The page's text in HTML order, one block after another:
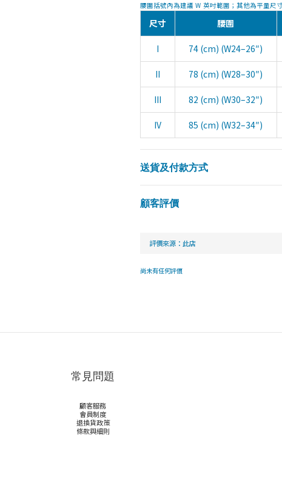
腰圍括號內為建議 W 英吋範圍；其他為平量
尺寸 腰圍
I 74 (cm) (W24–26″)
II 78 (cm) (W28–30″)
III 82 (cm) (W30–32″)
IV 85 (cm) (W32–34″)
送貨及付款方式
顧客評價
尚未有任何評價
常見問題
顧客服務
會員制度
退換貨政策
條款與細則